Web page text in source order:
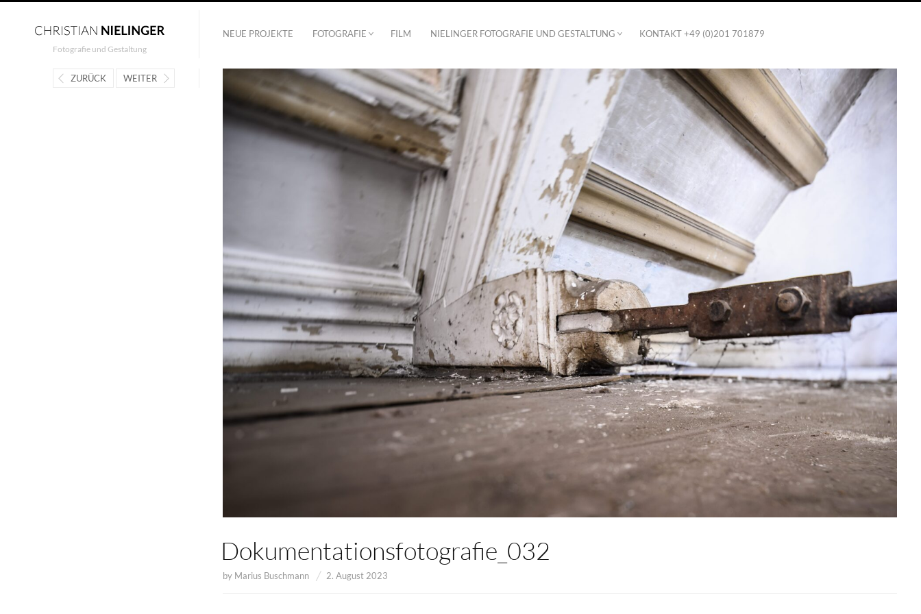
Fotografie und Gestaltung
NEUE PROJEKTE FOTOGRAFIE FILM NIELINGER FOTOGRAFIE UND GESTALTUNG KONTAKT +49 (0)201 701879
Dokumentationsfotografie_032
by Marius Buschmann 2. August 2023
ZURÜCK WEITER